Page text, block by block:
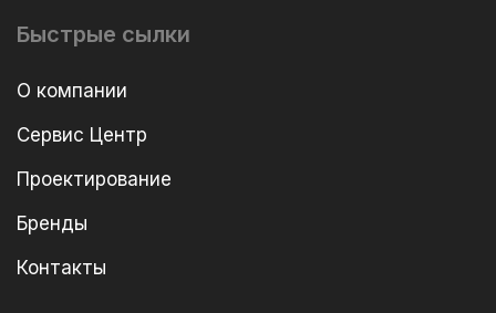
Быстрые сылки
О компании
Сервис Центр
Проектирование
Бренды
Контакты